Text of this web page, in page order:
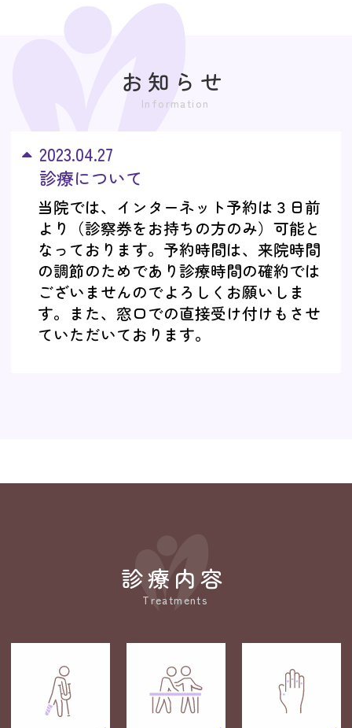
お知らせ
2023.04.27
診療について
当院では、インターネット予約は３日前
より（診察券をお持ちの方のみ）可能と
なっております。予約時間は、来院時間
の調節のためであり診療時間の確約では
ございませんのでよろしくお願いしま
す。また、窓口での直接受け付けもさせ
ていただいております。
診療内容